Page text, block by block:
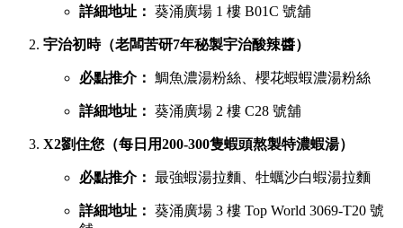
詳細地址： 葵涌廣場 1 樓 B01C 號舖
宇治初時（老闆苦研7年秘製宇治酸辣醬）
必點推介： 鯛魚濃湯粉絲、櫻花蝦蝦濃湯粉絲
詳細地址： 葵涌廣場 2 樓 C28 號舖
X2劉住您（每日用200-300隻蝦頭熬製特濃蝦湯）
必點推介： 最強蝦湯拉麵、牡蠣沙白蝦湯拉麵
詳細地址： 葵涌廣場 3 樓 Top World 3069-T20 號